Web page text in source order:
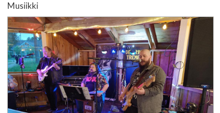
Musiikki